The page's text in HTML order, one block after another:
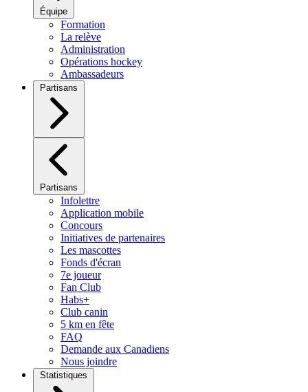
Équipe
Formation
La relève
Administration
Opérations hockey
Ambassadeurs
Partisans
Partisans
Infolettre
Application mobile
Concours
Initiatives de partenaires
Les mascottes
Fonds d'écran
7e joueur
Fan Club
Habs+
Club canin
5 km en fête
FAQ
Demande aux Canadiens
Nous joindre
Statistiques